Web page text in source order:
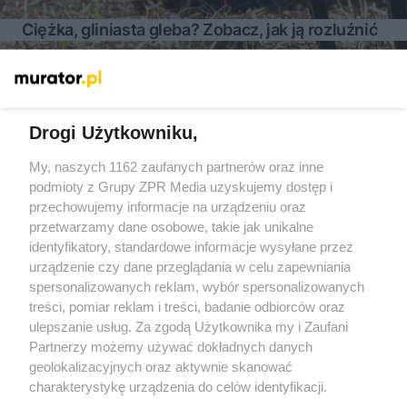
Ciężka, gliniasta gleba? Zobacz, jak ją rozluźnić
Żaden utwór zamieszczony w serwisie nie może być powielany i
rozpowszechniany lub dalej rozpowszechniany w jakikolwiek
sposób (w tym także elektroniczny lub mechaniczny) na
jakimkolwiek polu eksploatacji w jakiejkolwiek formie, włącznie z
umieszczaniem w Internecie bez pisemnej zgody właściciela praw.
Jakiekolwiek użycie lub wykorzystanie utworów w całości lub w
części z naruszeniem prawa, tzn. bez właściwej zgody, jest
zabronione pod groźbą kary i może być ścigane prawnie.
Drogi Użytkowniku,
My, naszych 1162 zaufanych partnerów oraz inne
podmioty z Grupy ZPR Media uzyskujemy dostęp i
przechowujemy informacje na urządzeniu oraz
przetwarzamy dane osobowe, takie jak unikalne
identyfikatory, standardowe informacje wysyłane przez
urządzenie czy dane przeglądania w celu zapewniania
spersonalizowanych reklam, wybór spersonalizowanych
treści, pomiar reklam i treści, badanie odbiorców oraz
ulepszanie usług. Za zgodą Użytkownika my i Zaufani
Partnerzy możemy używać dokładnych danych
geolokalizacyjnych oraz aktywnie skanować
charakterystykę urządzenia do celów identyfikacji.